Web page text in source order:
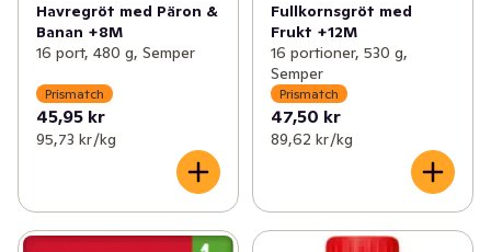
Havregröt med Päron &
Banan +8M
16 port, 480 g, Semper
Prismatch
45,95 kr
95,73 kr /kg
Fullkornsgröt med
Frukt +12M
16 portioner, 530 g,
Semper
Prismatch
47,50 kr
89,62 kr /kg